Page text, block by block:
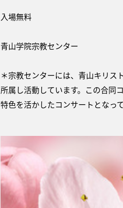
入場無料
青山学院宗教センター
＊宗教センターには、青山キリス
所属し活動しています。この合同
特色を活かしたコンサートとなっ